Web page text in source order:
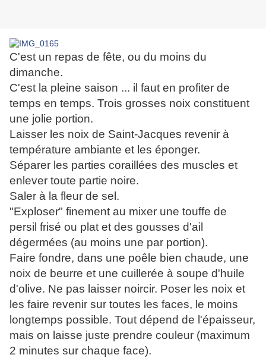
C'est un repas de fête, ou du moins du
dimanche.
C'est la pleine saison ... il faut en profiter de
temps en temps. Trois grosses noix constituent
une jolie portion.
Laisser les noix de Saint-Jacques revenir à
température ambiante et les éponger.
Séparer les parties coraillées des muscles et
enlever toute partie noire.
Saler à la fleur de sel.
"Exploser" finement au mixer une touffe de
persil frisé ou plat et des gousses d'ail
dégermées (au moins une par portion).
Faire fondre, dans une poêle bien chaude, une
noix de beurre et une cuillerée à soupe d'huile
d'olive. Ne pas laisser noircir. Poser les noix et
les faire revenir sur toutes les faces, le moins
longtemps possible. Tout dépend de l'épaisseur,
mais on laisse juste prendre couleur (maximum
2 minutes sur chaque face).